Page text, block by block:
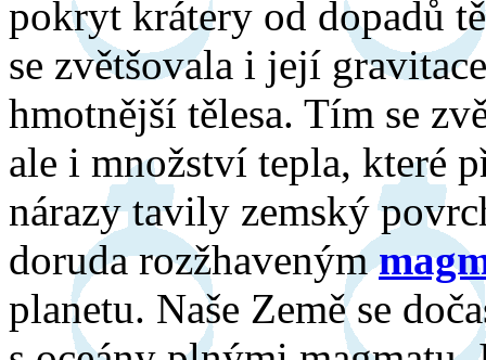
pokryt krátery od dopadů
se zvětšovala i její
hmotnější tělesa. Tím se
ale i množství tepla, které
nárazy tavily zemský
doruda rozžhaveným
planetu. Naše Země se